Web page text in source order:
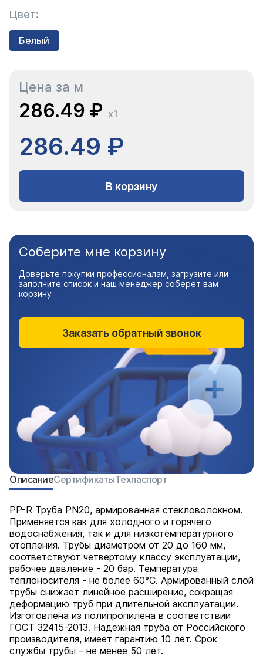
Цвет:
Белый
Цена за м
286.49 ₽ x1
286.49 ₽
В корзину
ОписаниеСертификатыТехпаспорт
PP-R Труба PN20, армированная стекловолокном.
Применяется как для холодного и горячего
водоснабжения, так и для низкотемпературного
отопления. Трубы диаметром от 20 до 160 мм,
соответствуют четвертому классу эксплуатации,
рабочее давление - 20 бар. Температура
теплоносителя - не более 60°С. Армированный слой
трубы снижает линейное расширение, сокращая
деформацию труб при длительной эксплуатации.
Изготовлена из полипропилена в соответствии
ГОСТ 32415-2013. Надежная труба от Российского
производителя, имеет гарантию 10 лет. Срок
службы трубы – не менее 50 лет.
Соберите мне корзину
Доверьте покупки профессионалам, загрузите или
заполните список и наш менеджер соберет вам
корзину
Заказать обратный звонок